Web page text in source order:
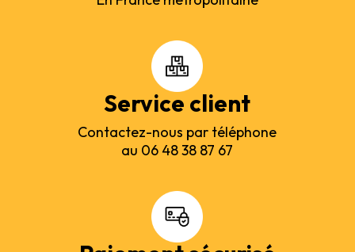
Service client
Contactez-nous par téléphone
au 06 48 38 87 67